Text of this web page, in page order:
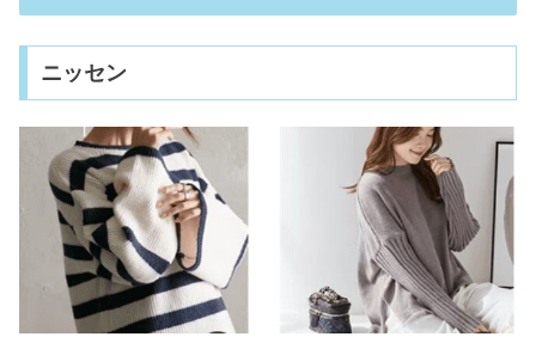
ニッセン